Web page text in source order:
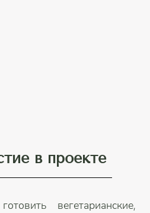
в проекте
вегетарианские,